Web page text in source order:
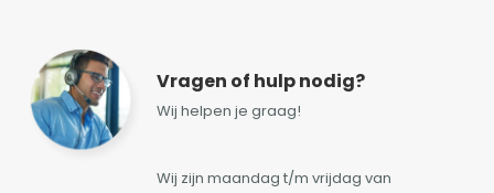
Vragen of hulp nodig?
Wij helpen je graag!
Wij zijn maandag t/m vrijdag van